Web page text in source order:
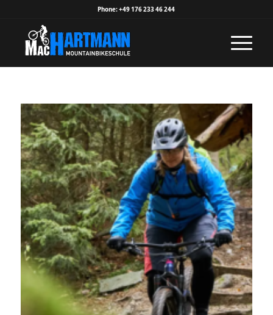
Phone: +49 176 233 46 244